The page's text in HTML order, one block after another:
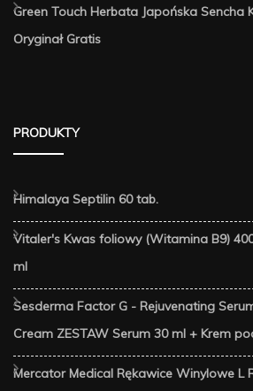
Green Touch Herbata Japońska Sencha
Oryginał Gratis
PRODUKTY
Himalaya Septilin 60 tab.
Vitaler's Kwas foliowy (Witamina B9)
ml
Sesderma Factor G - Rejuvenating
Cream ZESTAW Serum 30 ml + Krem
Mercator Medical Rękawice Winylowe L